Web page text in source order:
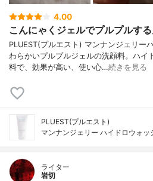
4.00
こんにゃくジェルでプルプルす
PLUEST(プルエスト) マンナンジェリー
わらかいプルプルジェルの洗顔料。ハイ
料で、効果が高い、使い心…続きを見る
PLUEST(プルエスト)
マンナンジェリー ハイドロウォッ
ライター
岩切